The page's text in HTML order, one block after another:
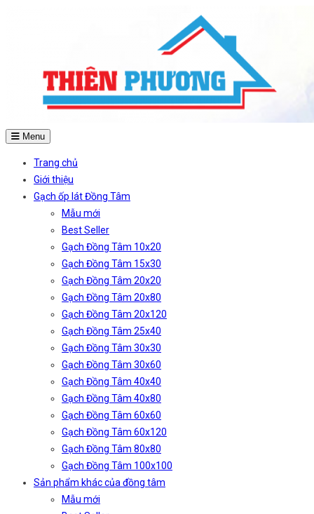
Menu
Trang chủ
Giới thiệu
Gạch ốp lát Đồng Tâm
Mẫu mới
Best Seller
Gạch Đồng Tâm 10x20
Gạch Đồng Tâm 15x30
Gạch Đồng Tâm 20x20
Gạch Đồng Tâm 20x80
Gạch Đồng Tâm 20x120
Gạch Đồng Tâm 25x40
Gạch Đồng Tâm 30x30
Gạch Đồng Tâm 30x60
Gạch Đồng Tâm 40x40
Gạch Đồng Tâm 40x80
Gạch Đồng Tâm 60x60
Gạch Đồng Tâm 60x120
Gạch Đồng Tâm 80x80
Gạch Đồng Tâm 100x100
Sản phẩm khác của đồng tâm
Mẫu mới